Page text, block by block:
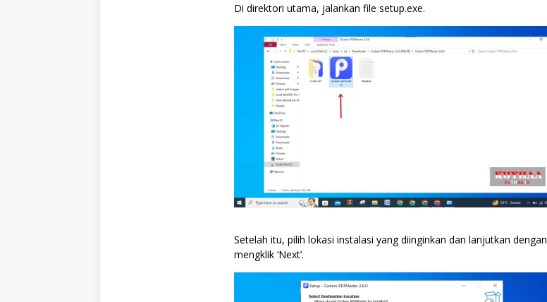
Di direktori utama, jalankan file setup.exe.
Setelah itu, pilih lokasi instalasi yang diinginkan dan lanjutkan dengan
mengklik ‘Next’.